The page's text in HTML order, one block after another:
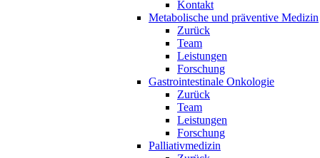
Kontakt
Metabolische und präventive Medizin
Zurück
Team
Leistungen
Forschung
Gastrointestinale Onkologie
Zurück
Team
Leistungen
Forschung
Palliativmedizin